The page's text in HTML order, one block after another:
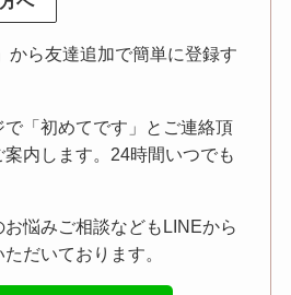
から友達追加で簡単に登録す
「初めてです」とご連絡頂
内します。24時間いつでも
悩みご相談などもLINEから
だいております。